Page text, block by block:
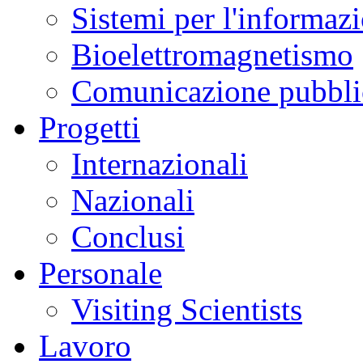
Sistemi per
Bioelettromagnetismo
Comunicazione
Progetti
Internazionali
Nazionali
Conclusi
Personale
Visiting Scientists
Lavoro